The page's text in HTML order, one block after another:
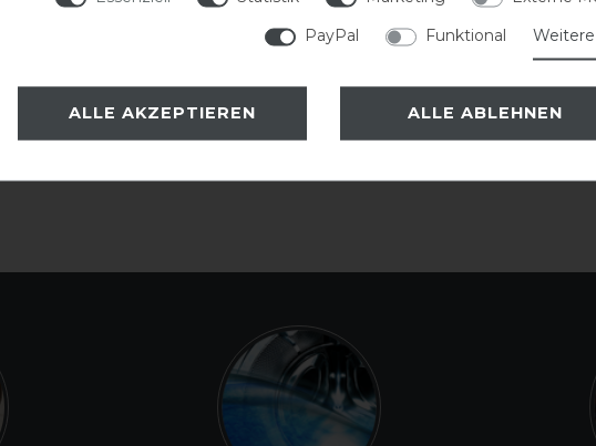
PayPal
Funktional
ALLE AKZEPTIEREN ALLE ABLEHNEN